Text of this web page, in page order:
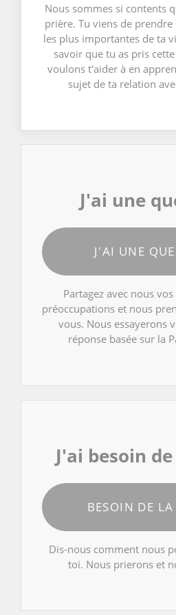
Nous sommes si contents
prière. Tu viens de
les plus importantes de ta
savoir que tu as pris
voulons t'aider à en
sujet de ta relation
J'ai une
J'AI UNE
Partagez avec nous
préoccupations et nous
vous. Nous essayerons
réponse basée sur la
J'ai besoin
BESOIN DE LA
Dis-nous comment nous
toi. Nous prierons et